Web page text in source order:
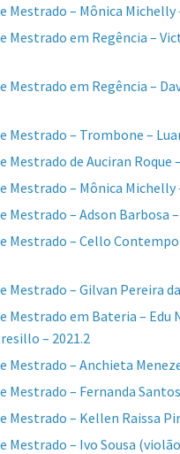
Mestrado – Mônica
Mestrado em Regência –
Mestrado em Regência –
Mestrado – Trombone –
Mestrado de Auciran Roque
Mestrado – Mônica Michelly
Mestrado – Adson Barbosa –
Mestrado – Cello
Mestrado – Gilvan Pereira
Mestrado em Bateria – Edu
– 2021.2
Mestrado – Anchieta
Mestrado – Fernanda
Mestrado – Kellen Raissa
Mestrado – Ivo Sousa